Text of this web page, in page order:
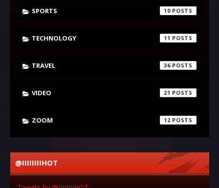
SPORTS 10
TECHNOLOGY 11
TRAVEL 36
VIDEO 21
ZOOM 12
@IIIIIIIIHOT